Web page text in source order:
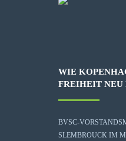
WIE
FREIHEIT NEU
BVSC-
SLEMBROUCK IM